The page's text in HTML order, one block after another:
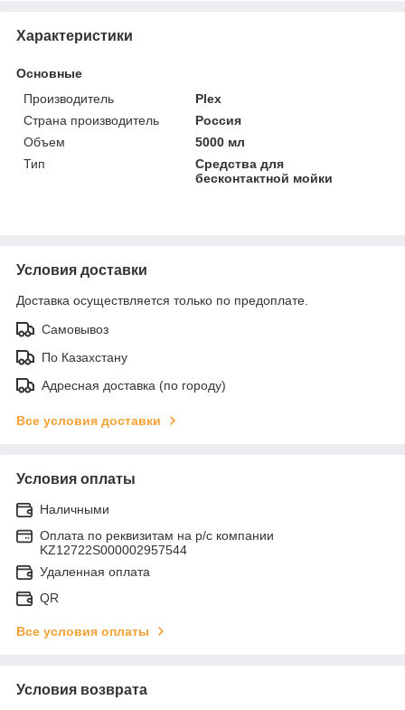
Характеристики
Основные
Производитель
Plex
Страна производитель
Россия
Объем
5000 мл
Тип
Средства для
бесконтактной мойки
Условия доставки
Доставка осуществляется только по предоплате.
Самовывоз
По Казахстану
Адресная доставка (по городу)
Все условия доставки
Условия оплаты
Наличными
Оплата по реквизитам на р/с компании
KZ12722S000002957544
Удаленная оплата
QR
Все условия оплаты
Условия возврата